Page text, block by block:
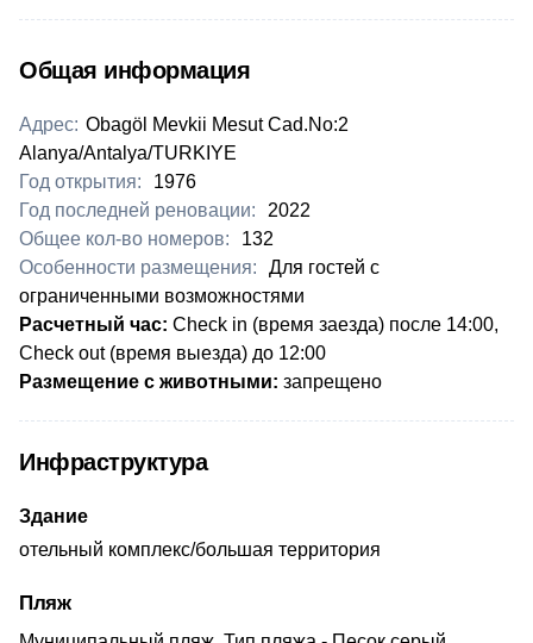
Общая информация
Адрес: Obagöl Mevkii Mesut Cad.No:2
Alanya/Antalya/TURKIYE
Год открытия:
1976
Год последней реновации:
2022
Общее кол-во номеров:
132
Особенности размещения:
Для гостей с
ограниченными возможностями
Расчетный час: Check in (время заезда) после 14:00,
Check out (время выезда) до 12:00
Размещение с животными: запрещено
Инфраструктура
Здание
отельный комплекс/большая территория
Пляж